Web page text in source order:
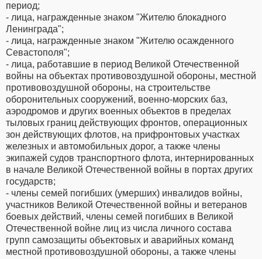
период;
- лица, награжденные знаком "Жителю блокадного
Ленинграда";
- лица, награжденные знаком "Жителю осажденного
Севастополя";
- лица, работавшие в период Великой Отечественной
войны на объектах противовоздушной обороны, местной
противовоздушной обороны, на строительстве
оборонительных сооружений, военно-морских баз,
аэродромов и других военных объектов в пределах
тыловых границ действующих фронтов, операционных
зон действующих флотов, на прифронтовых участках
железных и автомобильных дорог, а также члены
экипажей судов транспортного флота, интернированных
в начале Великой Отечественной войны в портах других
государств;
- члены семей погибших (умерших) инвалидов войны,
участников Великой Отечественной войны и ветеранов
боевых действий, члены семей погибших в Великой
Отечественной войне лиц из числа личного состава
групп самозащиты объектовых и аварийных команд
местной противовоздушной обороны, а также члены